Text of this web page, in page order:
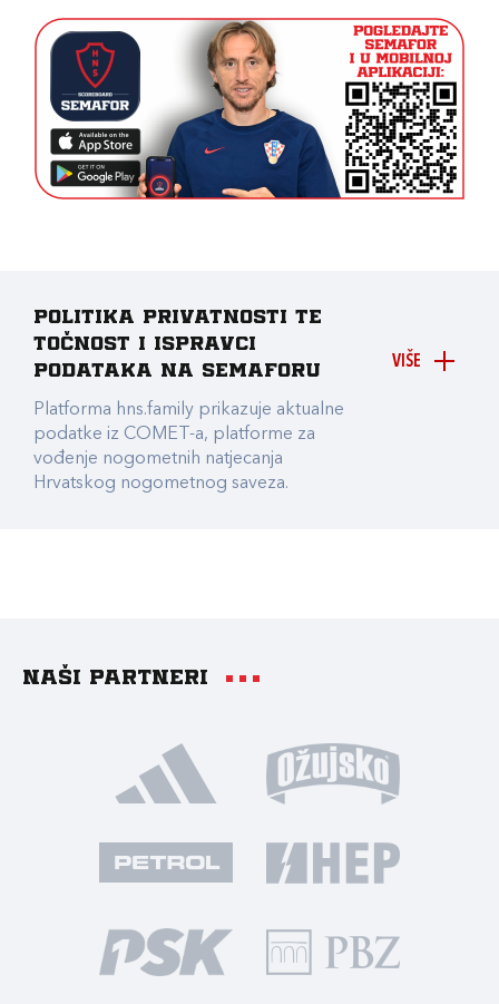
VIŠE
Politika privatnosti te
točnost i ispravci
podataka na Semaforu
Platforma hns.family prikazuje aktualne
podatke iz COMET-a, platforme za
vođenje nogometnih natjecanja
Hrvatskog nogometnog saveza.
Naši partneri